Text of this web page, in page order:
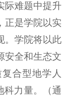
际难题中提升
正是学院以实
。学院将以此
安全和生态文
合型地学人
科力量。（通